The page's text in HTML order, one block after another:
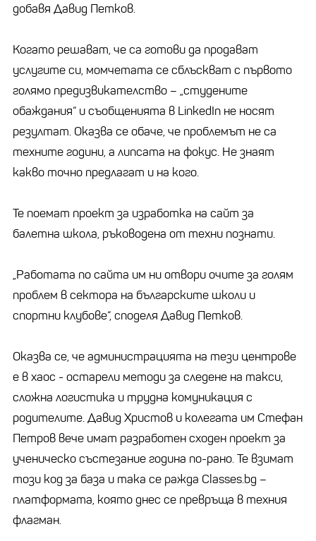
добавя Давид Петков.
Когато решават, че са готови да продават
услугите си, момчетата се сблъскват с първото
голямо предизвикателство – „студените
обаждания“ и съобщенията в LinkedIn не носят
резултат. Оказва се обаче, че проблемът не са
техните години, а липсата на фокус. Не знаят
какво точно предлагат и на кого.
Те поемат проект за изработка на сайт за
балетна школа, ръководена от техни познати.
„Работата по сайта им ни отвори очите за голям
проблем в сектора на българските школи и
спортни клубове“, споделя Давид Петков.
Оказва се, че администрацията на тези центрове
е в хаос - остарели методи за следене на такси,
сложна логистика и трудна комуникация с
родителите. Давид Христов и колегата им Стефан
Петров вече имат разработен сходен проект за
ученическо състезание година по-рано. Те взимат
този код за база и така се ражда Classes.bg –
платформата, която днес се превръща в техния
флагман.